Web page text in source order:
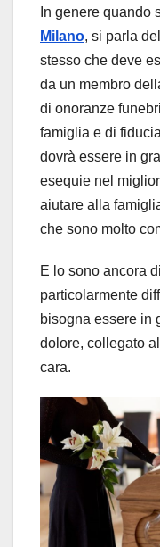
In genere quando
Milano, si parla
stesso che deve
da un membro
di onoranze
famiglia e di
dovrà essere in
esequie nel
aiutare alla
che sono molto
E lo sono ancora
particolarmente
bisogna essere in
dolore, collegato
cara.